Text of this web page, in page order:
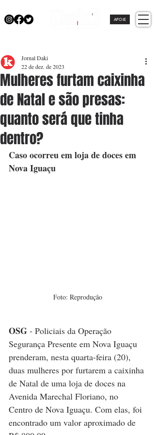
APOIE
Mulheres furtam caixinha
de Natal e são presas:
quanto será que tinha
dentro?
Jornal Daki
22 de dez. de 2023
Caso ocorreu em loja de doces em
Nova Iguaçu
Foto: Reprodução
OSG - Policiais da Operação
Segurança Presente em Nova Iguaçu
prenderam, nesta quarta-feira (20),
duas mulheres por furtarem a caixinha
de Natal de uma loja de doces na
Avenida Marechal Floriano, no
Centro de Nova Iguaçu. Com elas, foi
encontrado um valor aproximado de